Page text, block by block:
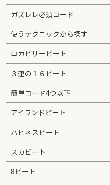
ガズレレ必須コード
使うテクニックから探す
ロカビリービート
３連の１６ビート
簡単コード4つ以下
アイランドビート
ハピネスビート
スカビート
8ビート